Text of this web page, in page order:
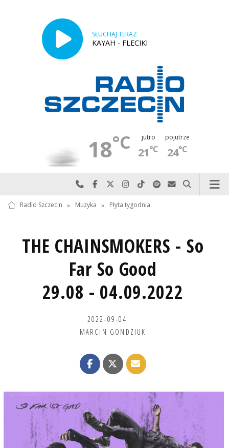
SŁUCHAJ TERAZ
KAYAH - FLECIKI
18°C jutro
21°C
pojutrze
24°C
Najlepiej po prostu do nas zadzwoń
Odwiedź nas na Facebook-u
Odwiedź nas na X
Odwiedź nas na Instagram-ie
Odwiedź nas na TikTok-u
Szukaj nas na Spotify
Wyślij do nas
Szukaj
Radio Szczecin » Muzyka » Płyta tygodnia
THE CHAINSMOKERS - So
Far So Good
29.08 - 04.09.2022
2022-09-04
MARCIN GONDZIUK